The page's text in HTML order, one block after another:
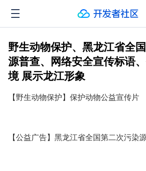
野生动物保护、黑龙江省全
源普查、网络安全宣传标语
境 展示龙江形象
【野生动物保护】保护动物公益宣传片
【公益广告】黑龙江省全国第二次污染